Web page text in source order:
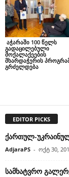
აჭარაში 100 წელს
გადაცილებული
მოქალაქეების
მხარდაჭერის
გრძელდება
EDITOR PICKS
ქართულ-
AdjaraPS - ოქტ 30,
სამხატვრო